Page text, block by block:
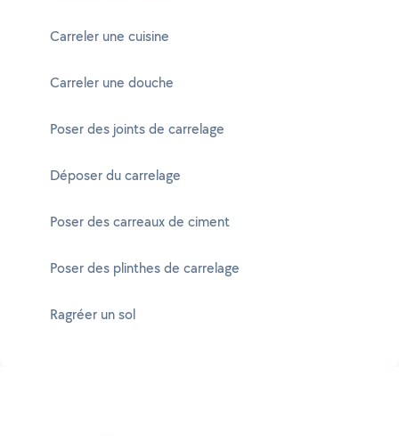
Carreler une cuisine
Carreler une douche
Poser des joints de carrelage
Déposer du carrelage
Poser des carreaux de ciment
Poser des plinthes de carrelage
Ragréer un sol